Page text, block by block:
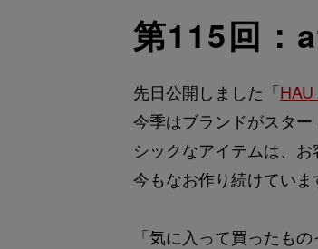
第115回
先日公開しました「HAU
今季はブランドがスタ
シックなアイテムは、
今もなお作り続けていま
「気に入って買ったも